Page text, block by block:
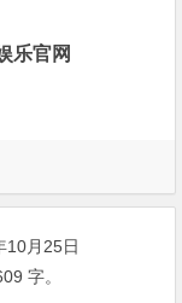
乐官网
10月25日
字。